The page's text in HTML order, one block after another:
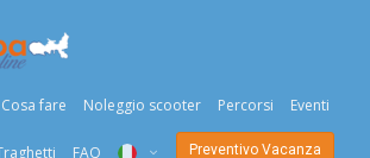
Cosa fare Noleggio scooter Percorsi Eventi
FAQ Preventivo Vacanza